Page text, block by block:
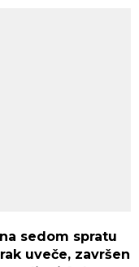
sedom spratu
uveče, završen